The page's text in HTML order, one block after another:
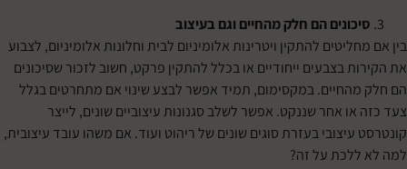
הם חלק מהחיים וגם בעיצוב
להתקין ויטרינות אלומיניום לבית וחלונות אלומיניום, לצבוע
בצבעים ייחודיים או בכלל להתקין פרקט, חשוב לזכור שסיכונים
במקסימום, תמיד אפשר לבצע שינוי אם מתחרטים בגלל
אחר שננקט. אפשר לשלב סגנונות עיצוביים שונים, לייצר
בעזרת סוגים שונים של ריהוט ועוד. אם משהו עובד עיצובית,
על זה?